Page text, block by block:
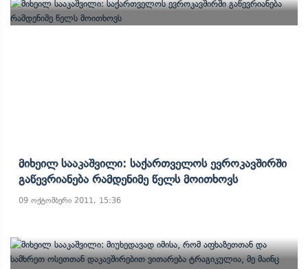
Მიხეილ Სააკაშვილი: Საქართველოს Ევროკავშირში
Გაწევრიანება Რამდენიმე Წელს Მოითხოვს
09 ოქტომბერი 2011, 15:36